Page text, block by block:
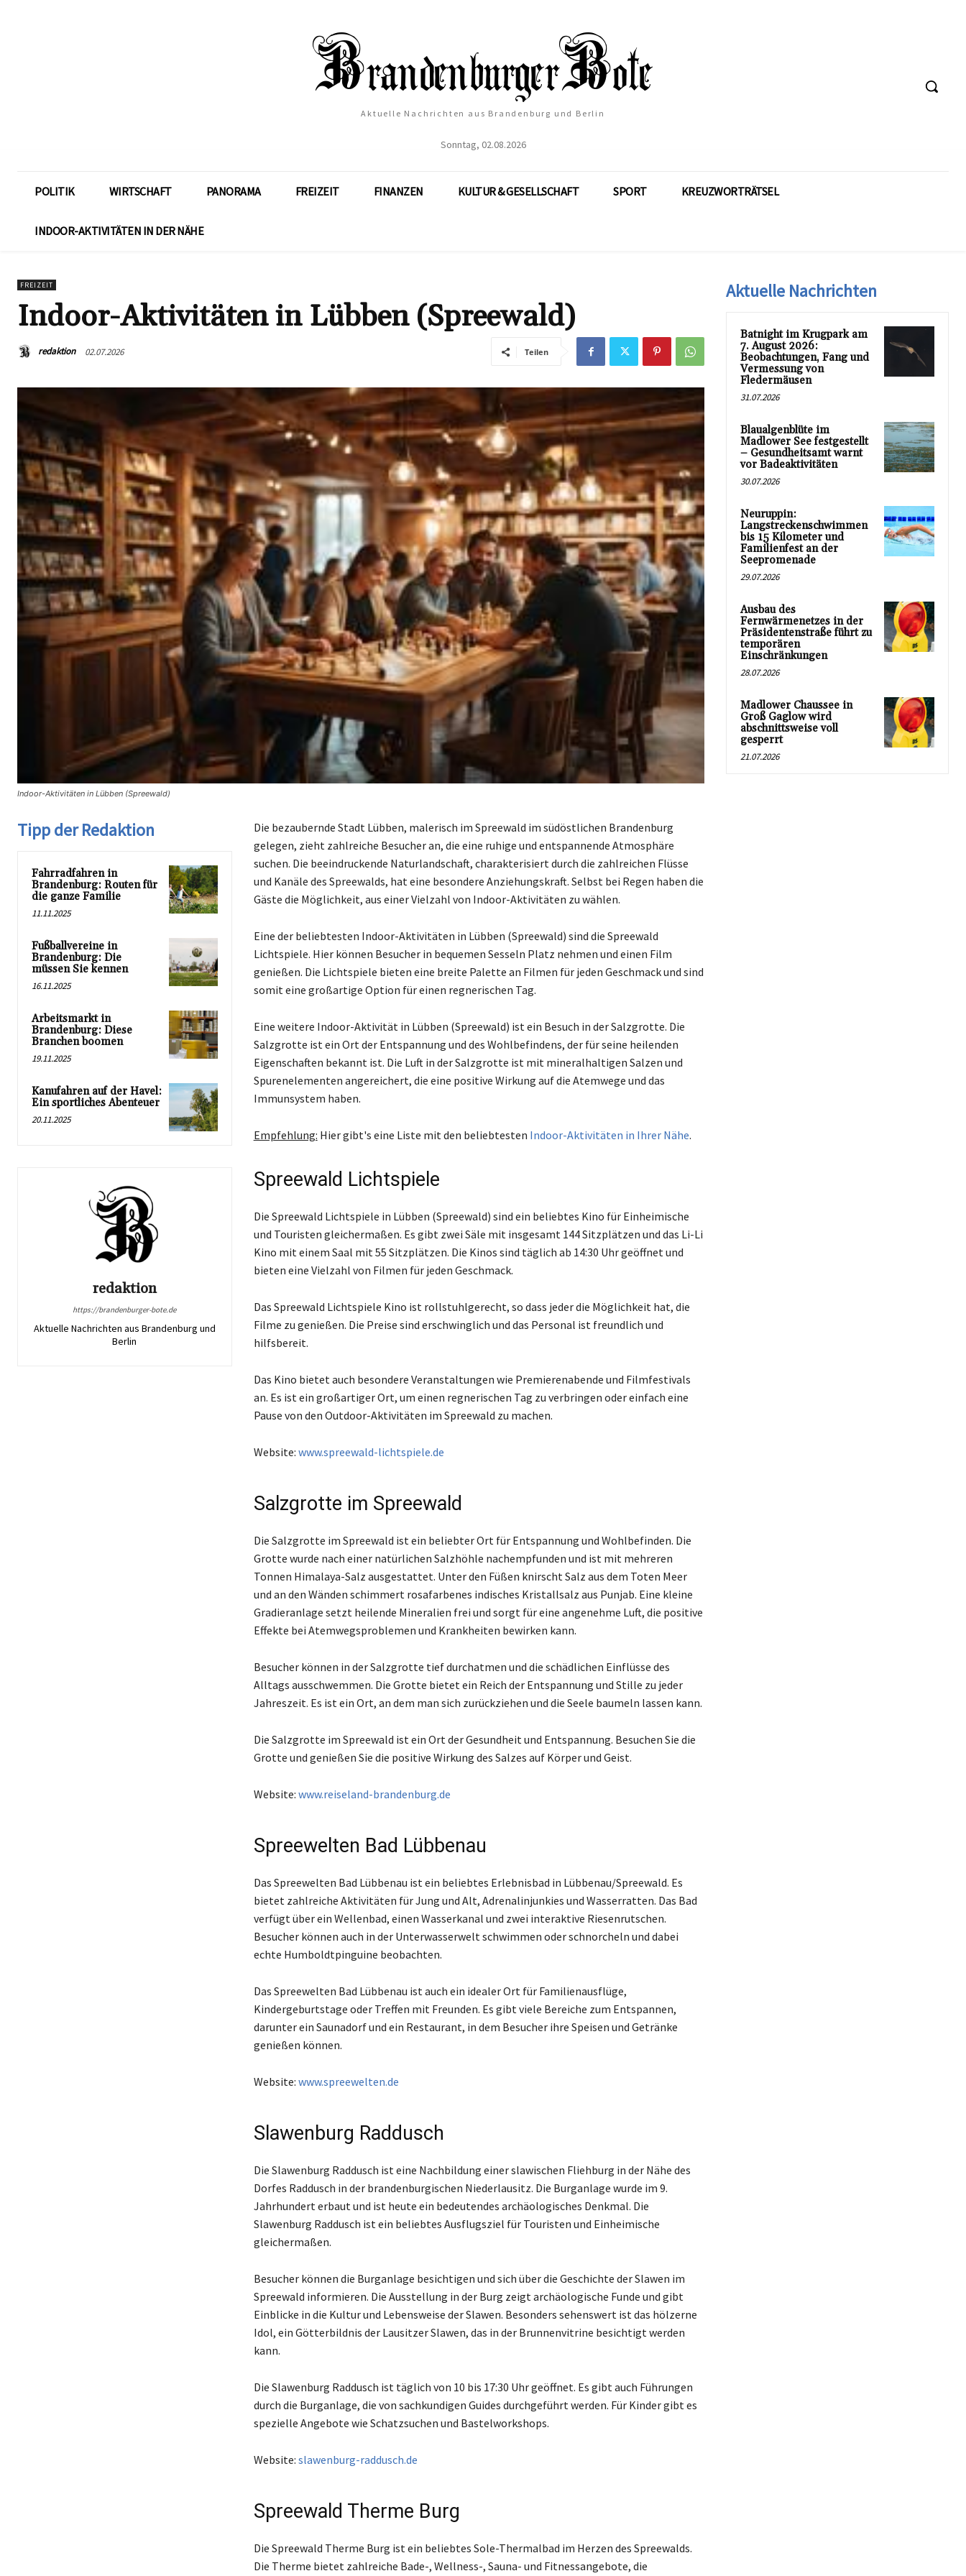
Aktuelle Nachrichten aus Brandenburg und Berlin
Sonntag, 02.08.2026
POLITIK WIRTSCHAFT PANORAMA FREIZEIT FINANZEN KULTUR & GESELLSCHAFT SPORT KREUZWORTRÄTSEL
INDOOR-AKTIVITÄTEN IN DER NÄHE
FREIZEIT
Indoor-Aktivitäten in Lübben (Spreewald)
redaktion 02.07.2026 Teilen
Indoor-Aktivitäten in Lübben (Spreewald)
Tipp der Redaktion
Fahrradfahren in
Brandenburg: Routen für
die ganze Familie
11.11.2025
Fußballvereine in
Brandenburg: Die
müssen Sie kennen
16.11.2025
Arbeitsmarkt in
Brandenburg: Diese
Branchen boomen
19.11.2025
Kanufahren auf der Havel:
Ein sportliches Abenteuer
20.11.2025
redaktion
https://brandenburger-bote.de
Aktuelle Nachrichten aus Brandenburg und
Berlin
Die bezaubernde Stadt Lübben, malerisch im Spreewald im südöstlichen Brandenburg
gelegen, zieht zahlreiche Besucher an, die eine ruhige und entspannende Atmosphäre
suchen. Die beeindruckende Naturlandschaft, charakterisiert durch die zahlreichen Flüsse
und Kanäle des Spreewalds, hat eine besondere Anziehungskraft. Selbst bei Regen haben die
Gäste die Möglichkeit, aus einer Vielzahl von Indoor-Aktivitäten zu wählen.
Eine der beliebtesten Indoor-Aktivitäten in Lübben (Spreewald) sind die Spreewald
Lichtspiele. Hier können Besucher in bequemen Sesseln Platz nehmen und einen Film
genießen. Die Lichtspiele bieten eine breite Palette an Filmen für jeden Geschmack und sind
somit eine großartige Option für einen regnerischen Tag.
Eine weitere Indoor-Aktivität in Lübben (Spreewald) ist ein Besuch in der Salzgrotte. Die
Salzgrotte ist ein Ort der Entspannung und des Wohlbefindens, der für seine heilenden
Eigenschaften bekannt ist. Die Luft in der Salzgrotte ist mit mineralhaltigen Salzen und
Spurenelementen angereichert, die eine positive Wirkung auf die Atemwege und das
Immunsystem haben.
Empfehlung: Hier gibt's eine Liste mit den beliebtesten Indoor-Aktivitäten in Ihrer Nähe.
Spreewald Lichtspiele
Die Spreewald Lichtspiele in Lübben (Spreewald) sind ein beliebtes Kino für Einheimische
und Touristen gleichermaßen. Es gibt zwei Säle mit insgesamt 144 Sitzplätzen und das Li-Li
Kino mit einem Saal mit 55 Sitzplätzen. Die Kinos sind täglich ab 14:30 Uhr geöffnet und
bieten eine Vielzahl von Filmen für jeden Geschmack.
Das Spreewald Lichtspiele Kino ist rollstuhlgerecht, so dass jeder die Möglichkeit hat, die
Filme zu genießen. Die Preise sind erschwinglich und das Personal ist freundlich und
hilfsbereit.
Das Kino bietet auch besondere Veranstaltungen wie Premierenabende und Filmfestivals
an. Es ist ein großartiger Ort, um einen regnerischen Tag zu verbringen oder einfach eine
Pause von den Outdoor-Aktivitäten im Spreewald zu machen.
Website: www.spreewald-lichtspiele.de
Salzgrotte im Spreewald
Die Salzgrotte im Spreewald ist ein beliebter Ort für Entspannung und Wohlbefinden. Die
Grotte wurde nach einer natürlichen Salzhöhle nachempfunden und ist mit mehreren
Tonnen Himalaya-Salz ausgestattet. Unter den Füßen knirscht Salz aus dem Toten Meer
und an den Wänden schimmert rosafarbenes indisches Kristallsalz aus Punjab. Eine kleine
Gradieranlage setzt heilende Mineralien frei und sorgt für eine angenehme Luft, die positive
Effekte bei Atemwegsproblemen und Krankheiten bewirken kann.
Besucher können in der Salzgrotte tief durchatmen und die schädlichen Einflüsse des
Alltags ausschwemmen. Die Grotte bietet ein Reich der Entspannung und Stille zu jeder
Jahreszeit. Es ist ein Ort, an dem man sich zurückziehen und die Seele baumeln lassen kann.
Die Salzgrotte im Spreewald ist ein Ort der Gesundheit und Entspannung. Besuchen Sie die
Grotte und genießen Sie die positive Wirkung des Salzes auf Körper und Geist.
Website: www.reiseland-brandenburg.de
Spreewelten Bad Lübbenau
Das Spreewelten Bad Lübbenau ist ein beliebtes Erlebnisbad in Lübbenau/Spreewald. Es
bietet zahlreiche Aktivitäten für Jung und Alt, Adrenalinjunkies und Wasserratten. Das Bad
verfügt über ein Wellenbad, einen Wasserkanal und zwei interaktive Riesenrutschen.
Besucher können auch in der Unterwasserwelt schwimmen oder schnorcheln und dabei
echte Humboldtpinguine beobachten.
Das Spreewelten Bad Lübbenau ist auch ein idealer Ort für Familienausflüge,
Kindergeburtstage oder Treffen mit Freunden. Es gibt viele Bereiche zum Entspannen,
darunter ein Saunadorf und ein Restaurant, in dem Besucher ihre Speisen und Getränke
genießen können.
Website: www.spreewelten.de
Slawenburg Raddusch
Die Slawenburg Raddusch ist eine Nachbildung einer slawischen Fliehburg in der Nähe des
Dorfes Raddusch in der brandenburgischen Niederlausitz. Die Burganlage wurde im 9.
Jahrhundert erbaut und ist heute ein bedeutendes archäologisches Denkmal. Die
Slawenburg Raddusch ist ein beliebtes Ausflugsziel für Touristen und Einheimische
gleichermaßen.
Besucher können die Burganlage besichtigen und sich über die Geschichte der Slawen im
Spreewald informieren. Die Ausstellung in der Burg zeigt archäologische Funde und gibt
Einblicke in die Kultur und Lebensweise der Slawen. Besonders sehenswert ist das hölzerne
Idol, ein Götterbildnis der Lausitzer Slawen, das in der Brunnenvitrine besichtigt werden
kann.
Die Slawenburg Raddusch ist täglich von 10 bis 17:30 Uhr geöffnet. Es gibt auch Führungen
durch die Burganlage, die von sachkundigen Guides durchgeführt werden. Für Kinder gibt es
spezielle Angebote wie Schatzsuchen und Bastelworkshops.
Website: slawenburg-raddusch.de
Spreewald Therme Burg
Die Spreewald Therme Burg ist ein beliebtes Sole-Thermalbad im Herzen des Spreewalds.
Die Therme bietet zahlreiche Bade-, Wellness-, Sauna- und Fitnessangebote, die
Aktuelle Nachrichten
Batnight im Krugpark am
7. August 2026:
Beobachtungen, Fang und
Vermessung von
Fledermäusen
31.07.2026
Blaualgenblüte im
Madlower See festgestellt
– Gesundheitsamt warnt
vor Badeaktivitäten
30.07.2026
Neuruppin:
Langstreckenschwimmen
bis 15 Kilometer und
Familienfest an der
Seepromenade
29.07.2026
Ausbau des
Fernwärmenetzes in der
Präsidentenstraße führt zu
temporären
Einschränkungen
28.07.2026
Madlower Chaussee in
Groß Gaglow wird
abschnittsweise voll
gesperrt
21.07.2026